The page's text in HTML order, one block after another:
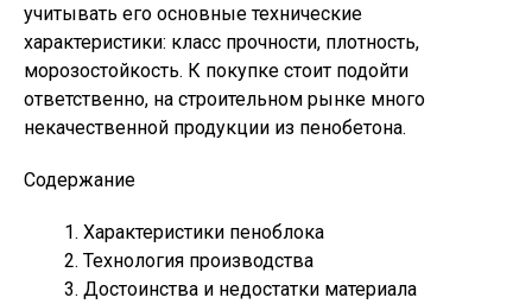
учитывать его основные технические
характеристики: класс прочности, плотность,
морозостойкость. К покупке стоит подойти
ответственно, на строительном рынке много
некачественной продукции из пенобетона.
Содержание
Характеристики пеноблока
Технология производства
Достоинства и недостатки материала